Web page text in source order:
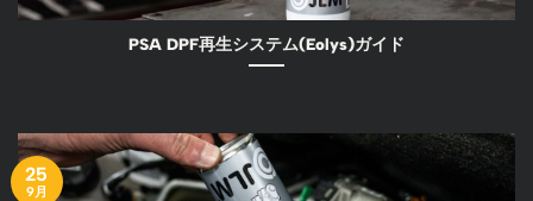
PSA DPF再生システム(Eolys)ガイド
25
9月